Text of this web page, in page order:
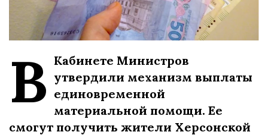
В Кабинете Министров
утвердили механизм выплаты
единовременной
материальной помощи. Ее
смогут получить жители Херсонской